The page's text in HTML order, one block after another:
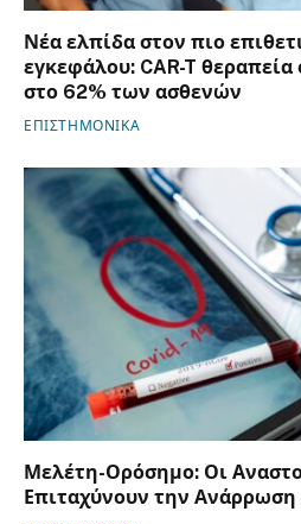
Νέα ελπίδα στον πιο
εγκεφάλου: CAR-T
στο 62% των ασθενών
ΕΠΙΣΤΗΜΟΝΙΚΑ
Μελέτη-Ορόσημο: Οι
Επιταχύνουν την Ανάρρωση